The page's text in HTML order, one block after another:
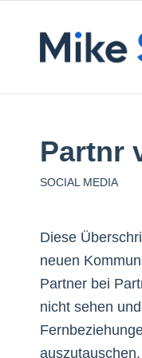
Partnr
SOCIAL MEDIA
Diese
neuen
Partner bei
nicht sehen
auszutauschen.